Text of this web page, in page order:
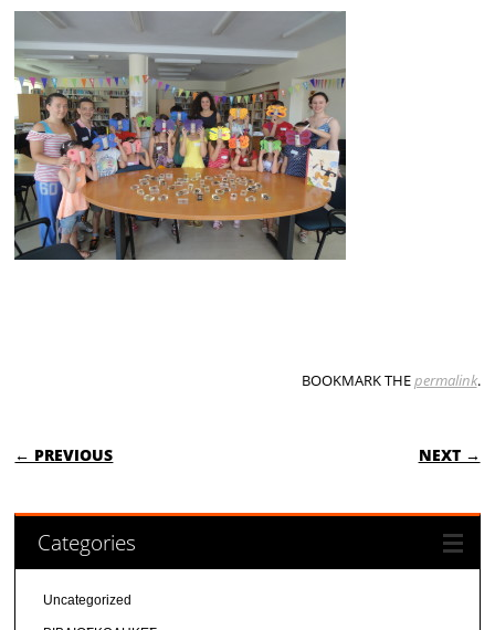
BOOKMARK THEpermalink.
POST NAVIGATION
← PREVIOUS NEXT →
Categories
Uncategorized